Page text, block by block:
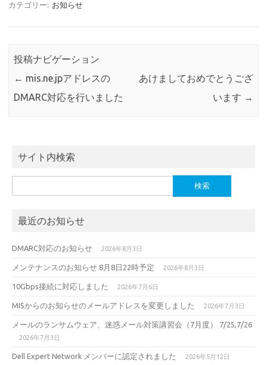
カテゴリー: お知らせ
投稿ナビゲーション
← mis.ne.jpアドレスの
DMARC対応を行いました
あけましておめでとうござ
います →
サイト内検索
索:
最近のお知らせ
DMARC対応のお知らせ 2026年8月3日
メンテナンスのお知らせ 8月8日22時予定 2026年8月3日
10Gbps接続に対応しました 2026年7月6日
MISからのお知らせのメールアドレスを変更しました 2026年7月3日
メールのランサムウェア、迷惑メール対策講習会（7月度） 7/25,7/26
2026年7月3日
Dell Expert Network メンバーに認定されました 2026年5月12日